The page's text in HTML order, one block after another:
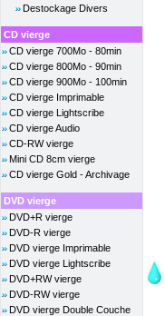
Destockage Divers
CD vierge
CD vierge 700Mo - 80min
CD vierge 800Mo - 90min
CD vierge 900Mo - 100min
CD vierge Imprimable
CD vierge Lightscribe
CD vierge Audio
CD-RW vierge
Mini CD 8cm vierge
CD vierge Gold - Archivage
DVD vierge
DVD+R vierge
DVD-R vierge
DVD vierge Imprimable
DVD vierge Lightscribe
DVD+RW vierge
DVD-RW vierge
DVD vierge Double Couche